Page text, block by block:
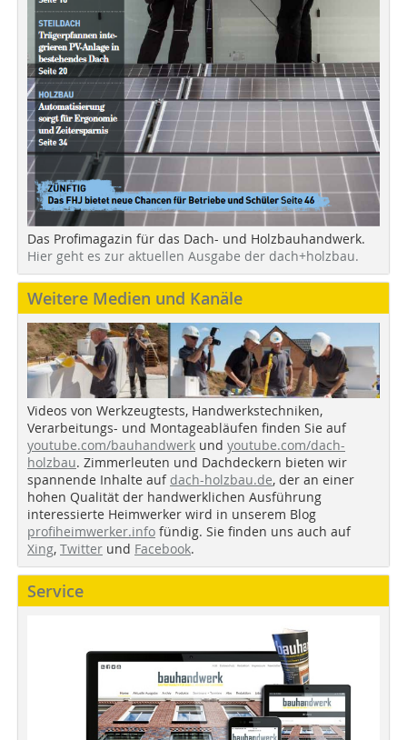
Das Profimagazin für das Dach- und Holzbauhandwerk.
Hier geht es zur aktuellen Ausgabe der dach+holzbau.
Weitere Medien und Kanäle
Videos von Werkzeugtests, Handwerkstechniken,
Verarbeitungs- und Montageabläufen finden Sie auf
youtube.com/bauhandwerk und youtube.com/dach-
holzbau. Zimmerleuten und Dachdeckern bieten wir
spannende Inhalte auf dach-holzbau.de, der an einer
hohen Qualität der handwerklichen Ausführung
interessierte Heimwerker wird in unserem Blog
profiheimwerker.info fündig. Sie finden uns auch auf
Xing, Twitter und Facebook.
Service